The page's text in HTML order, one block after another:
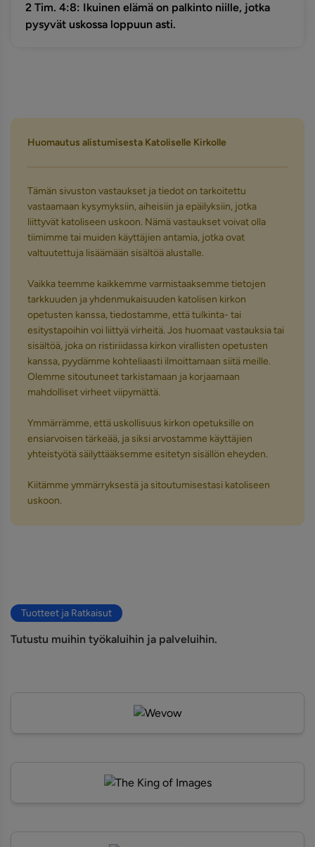
2 Tim. 4:8: Ikuinen elämä on palkinto niille, jotka
pysyvät uskossa loppuun asti.
Huomautus alistumisesta Katoliselle Kirkolle
Tämän sivuston vastaukset ja tiedot on tarkoitettu
vastaamaan kysymyksiin, aiheisiin ja epäilyksiin, jotka
liittyvät katoliseen uskoon. Nämä vastaukset voivat olla
tiimimme tai muiden käyttäjien antamia, jotka ovat
valtuutettuja lisäämään sisältöä alustalle.
Vaikka teemme kaikkemme varmistaaksemme tietojen
tarkkuuden ja yhdenmukaisuuden katolisen kirkon
opetusten kanssa, tiedostamme, että tulkinta- tai
esitystapoihin voi liittyä virheitä. Jos huomaat vastauksia tai
sisältöä, joka on ristiriidassa kirkon virallisten opetusten
kanssa, pyydämme kohteliaasti ilmoittamaan siitä meille.
Olemme sitoutuneet tarkistamaan ja korjaamaan
mahdolliset virheet viipymättä.
Ymmärrämme, että uskollisuus kirkon opetuksille on
ensiarvoisen tärkeää, ja siksi arvostamme käyttäjien
yhteistyötä säilyttääksemme esitetyn sisällön eheyden.
Kiitämme ymmärryksestä ja sitoutumisestasi katoliseen
uskoon.
Tuotteet ja Ratkaisut
Tutustu muihin työkaluihin ja palveluihin.